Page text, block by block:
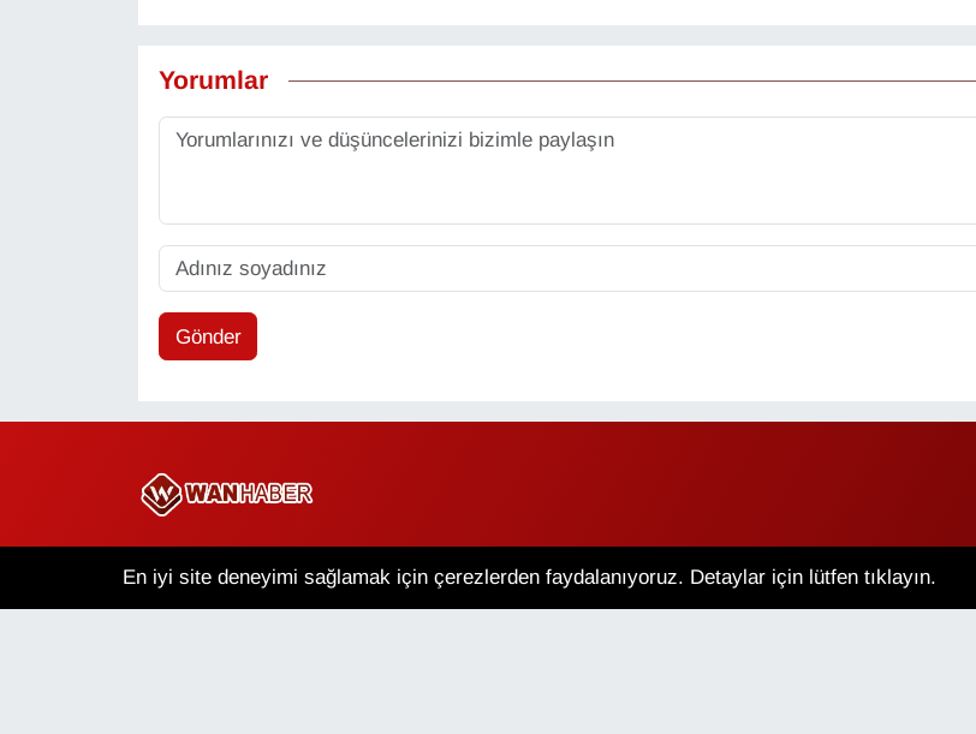
Yorumlar
Gönder
En iyi site deneyimi sağlamak için çerezlerden faydalanıyoruz. Detaylar için lütfen tıklayın.